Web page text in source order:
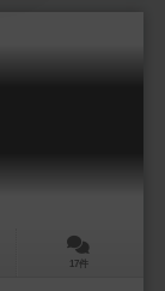
17件